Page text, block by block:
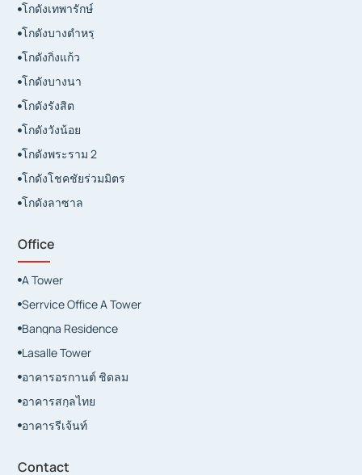
โกดังเทพารักษ์
โกดังบางตำหรุ
โกดังกิ่งแก้ว
โกดังบางนา
โกดังรังสิต
โกดังวังน้อย
โกดังพระราม 2
โกดังโชคชัยร่วมมิตร
โกดังลาซาล
Office
A Tower
Serrvice Office A Tower
 Bangna Residence
 Lasalle Tower
 อาคารอรกานต์ ชิดลม
 อาคารสกุลไทย
 อาคารรีเจ้นท์
Contact